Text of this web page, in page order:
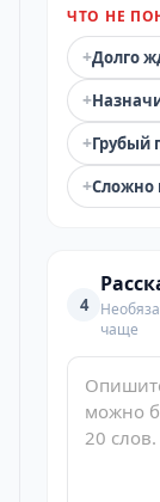
ЧТО НЕ
+Долго
+
+Грубый
+Сложно
4
чаще